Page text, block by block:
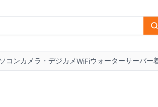
コンカメラ・デジカメWiFiウォーターサーバー